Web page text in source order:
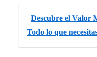
Descubre el Valor
Todo lo que